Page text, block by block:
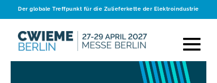
Der globale Treffpunkt für die Zulieferkette der Elektroindustrie